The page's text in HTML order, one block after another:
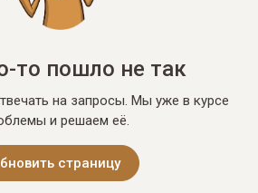
то пошло не так
на запросы. Мы уже в курсе
и решаем её.
страницу